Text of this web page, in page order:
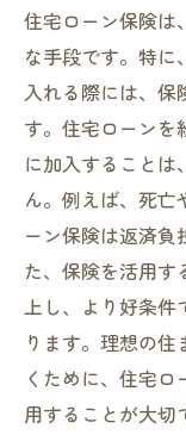
住宅ローン保険は
な手段です。特に
入れる際には、保
す。住宅ローンを
に加入すること
ん。例えば、死亡
ーン保険は返済負
た、保険を活用
上し、より好条件
ります。理想の
くために、住宅
用することが大切